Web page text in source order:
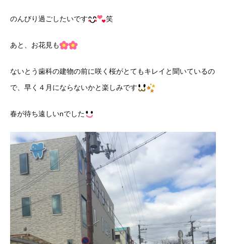
のんびり過ごしたいです 笑
あと、お花見も
ないとう歯科の建物の前に咲く桜がとてもキレイと聞いているの
で、早く４月にならないかと楽しみです
春が待ち遠しいnでした